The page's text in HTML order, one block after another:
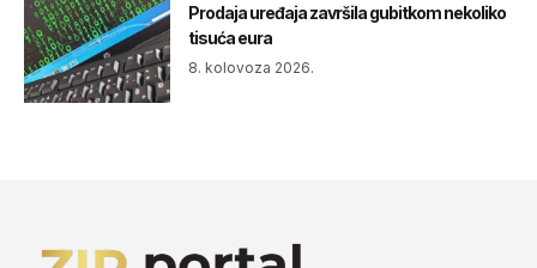
Prodaja uređaja završila gubitkom nekoliko
tisuća eura
8. kolovoza 2026.